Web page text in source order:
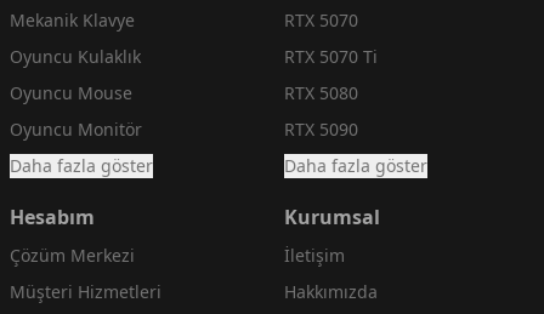
Mekanik Klavye
Oyuncu Kulaklık
Oyuncu Mouse
Oyuncu Monitör
Daha fazla göster
RTX 5070
RTX 5070 Ti
RTX 5080
RTX 5090
Daha fazla göster
Hesabım
Çözüm Merkezi
Müşteri Hizmetleri
Kurumsal
İletişim
Hakkımızda